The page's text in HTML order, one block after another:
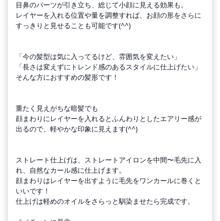
目鼻のパーツが引き立ち、総じて小顔に見える効果も。
レイヤーを入れる位置や量を調整すれば、お顔の形をさらに
すっきりと見せることも可能です(^^)
「今の髪型は気に入ってるけど、雰囲気を変えたい」
「長さは変えずにトレンド感のあるスタイルに仕上げたい」
そんな方におすすめの髪形です！
重たく見えがちな暗髪でも
顔まわりにレイヤーを入れるとふんわりとしたエアリー感が
出るので、軽やかな印象に見えます(^^)
ストレート仕上げは、ストレートアイロンを中間〜毛先に入
れ、自然なカール感に仕上げます。
顔まわりはレイヤーを出すように毛先をワンカールに巻くと
いいです！
仕上げは軽めのオイルをさらっと馴染ませたら完成です。